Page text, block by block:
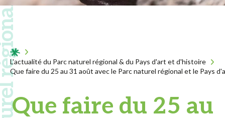
Acceuil
L'actualité du Parc naturel régional & du Pays d'art et d'histoire
Que faire du 25 au 31 août avec le Parc naturel régional et le Pays
Que faire du 25 au